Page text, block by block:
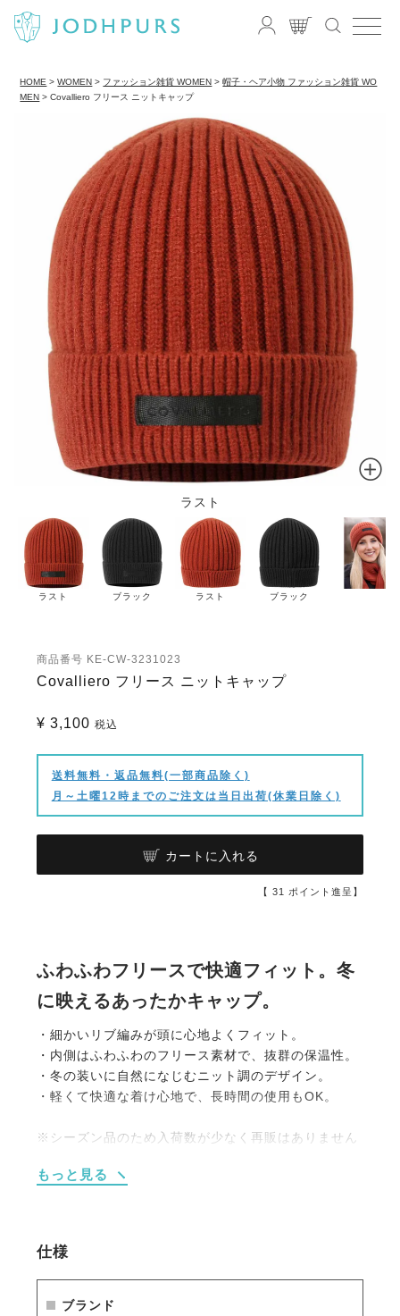
HOME WOMEN ファッション雑貨 WOMEN
帽子・ヘア小物 ファッション雑貨 WO
MEN
Covalliero フリース ニットキャップ
ラスト
ラスト ブラック ラスト ブラック
商品番号 KE-CW-3231023
Covalliero フリース ニットキャップ
¥ 3,100 税込
送料無料・返品無料(一部商品除く)
月～土曜12時までのご注文は当日出荷(休業日除く)
カートに入れる
【 31 ポイント進呈】
ふわふわフリースで快適フィット。冬
に映えるあったかキャップ。
・細かいリブ編みが頭に心地よくフィット。
・内側はふわふわのフリース素材で、抜群の保温性。
・冬の装いに自然になじむニット調のデザイン。
・軽くて快適な着け心地で、長時間の使用もOK。
※シーズン品のため入荷数が少なく再販はありません
人気商品はすぐに完売となりますので、新商品をいち
もっと見る
仕様
ブランド